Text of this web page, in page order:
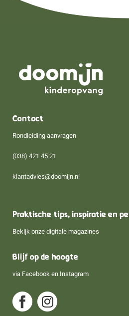
Contact
Rondleiding aanvragen
(038) 421 45 21
klantadvies@doomijn.nl
Praktische tips, inspiratie en
Bekijk onze digitale magazines
Blijf op de hoogte
via Facebook en Instagram